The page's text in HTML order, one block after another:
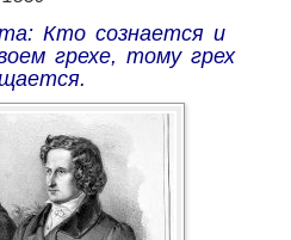
Кто сознается и
грехе, тому грех